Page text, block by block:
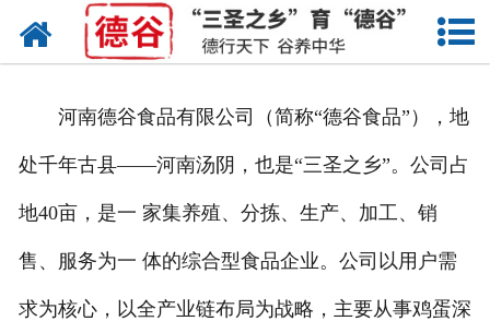
网站首页
产品中心
新闻中心
河南德谷食品有限公司（简称“德谷食品”），地
处千年古县——河南汤阴，也是“三圣之乡”。公司占
地40亩，是一 家集养殖、分拣、生产、加工、销
售、服务为一 体的综合型食品企业。公司以用户需
求为核心，以全产业链布局为战略，主要从事鸡蛋深